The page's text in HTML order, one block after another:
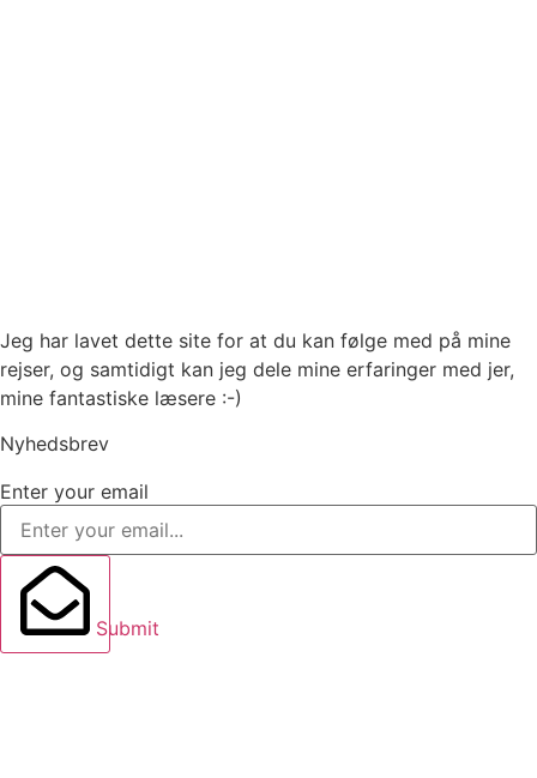
Jeg har lavet dette site for at du kan følge med på mine
rejser, og samtidigt kan jeg dele mine erfaringer med jer,
mine fantastiske læsere :-)
Nyhedsbrev
Enter your email
Submit